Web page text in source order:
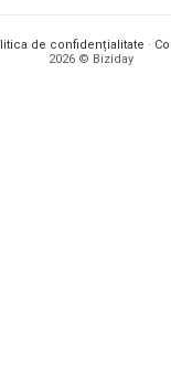
de confidențialitate ·
2026 © Biziday